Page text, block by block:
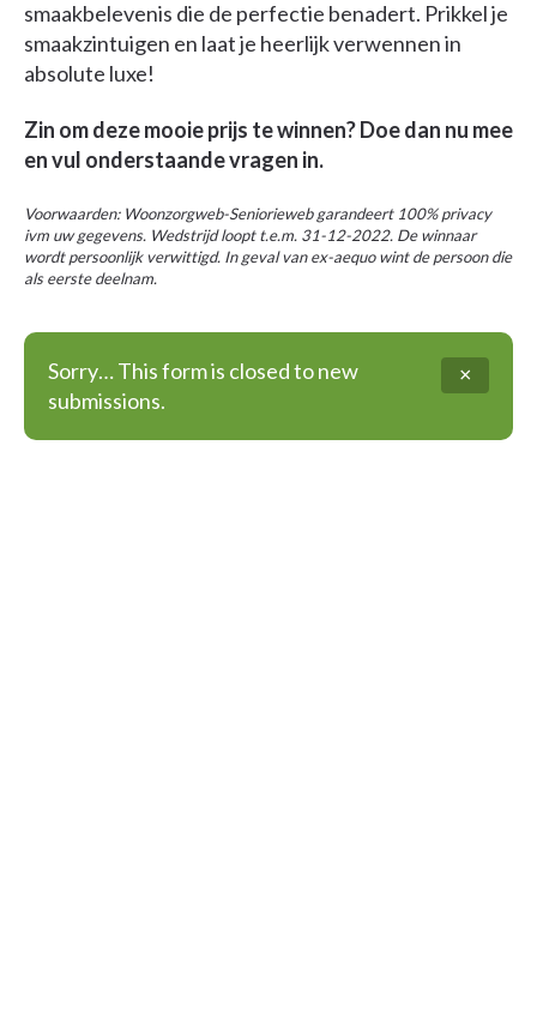
smaakbelevenis die de perfectie benadert. Prikkel je
smaakzintuigen en laat je heerlijk verwennen in
absolute luxe!
Zin om deze mooie prijs te winnen? Doe dan nu mee
en vul onderstaande vragen in.
Voorwaarden: Woonzorgweb-Seniorieweb garandeert 100% privacy
ivm uw gegevens. Wedstrijd loopt t.e.m. 31-12-2022. De winnaar
wordt persoonlijk verwittigd. In geval van ex-aequo wint de persoon die
als eerste deelnam.
Status
message
Sorry… This form is closed to new
submissions.
×